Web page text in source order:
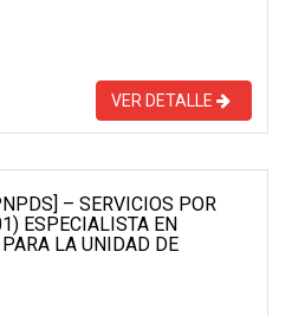
VER DETALLE
– SERVICIOS POR
ESPECIALISTA EN
LA UNIDAD DE